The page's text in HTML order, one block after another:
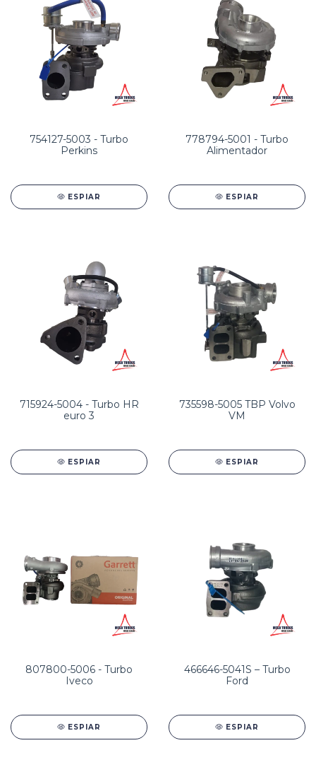
754127-5003 - Turbo
Perkins
ESPIAR
778794-5001 - Turbo
Alimentador
ESPIAR
715924-5004 - Turbo HR
euro 3
ESPIAR
735598-5005 TBP Volvo
VM
ESPIAR
807800-5006 - Turbo
Iveco
ESPIAR
466646-5041S – Turbo
Ford
ESPIAR